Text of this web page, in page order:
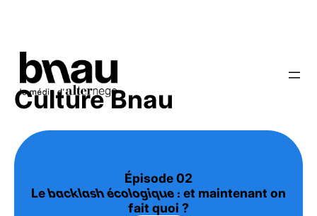
Culture Bnau
Épisode 02
Lebacklash écologique : et maintenant on
fait quoi ?